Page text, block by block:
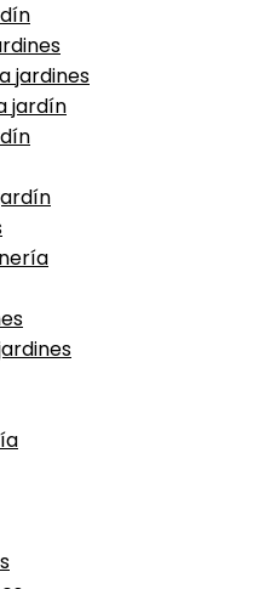
jardines
jardín